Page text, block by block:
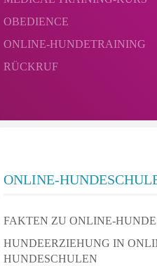
OBEDIENCE
ONLINE-HUNDETRAINING
RÜCKRUF
ONLINE-
FAKTEN ZU ONLINE-
HUNDEERZIEHUNG IN
HUNDESCHULEN